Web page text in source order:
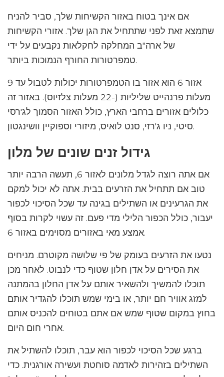
אם אינך בטוח באזור הקשיחות שלך, סביר להניח
שתמצא זאת לפני שתתחיל את הגן שלך. אזורי הקשיחות
של ארה"ב המחלקה לחקלאות נקבעים על ידי
טמפרטורות החורף הנמוכות ביותר.
אזור 6 הוא אזור בו הטמפרטורות יכולות לטבול עד 9
מעלות פרנהייט שליליות (-22 מעלות צלזיוס). באזור זה
כלולים אזורים ברחבי הארץ, כולל האזור הסמוך לג'רסי
סיטי, ניו ג'רזי, סנט לואיס, מיזורי וספוקיין וושינגטון.
גידול זנים שונים של מלון
אם אתה רוצה לגדל מלונים לאזור 6, תעשה הרבה יותר
טוב אם תתחיל את הזרעים בבית. אתה לא יכול למקם
את הגרעינים או השתילים בגינה עד שכל הסיכוי לכפור
יעבור, כולל הכפור הלילי מדי פעם. זה עשוי לקרות בסוף
אמצע מאי באזורים מסוימים באזור 6.
נטעו את הזרעים בעומק של פי שלושה מקוטרם. מניחים
את הסירים על אדן חלון שטוף כדי לנבוט. לאחר מכן
תוכלו להמשיך ולהשאיר אותם על אדן החלון בהמתנה
למזג אוויר חם יותר, או בימי שמש תוכלו להגדיר אותם
בחוץ במקום שטוף שמש אם אתם בטוחים להכניס אותם
אחרי חום היום.
ברגע שכל הסיכוי לכפור הוא עבר, תוכלו להשתיל את
השתילים בזהירות לאדמה סוחטת ועשירה אורגנית. כדי